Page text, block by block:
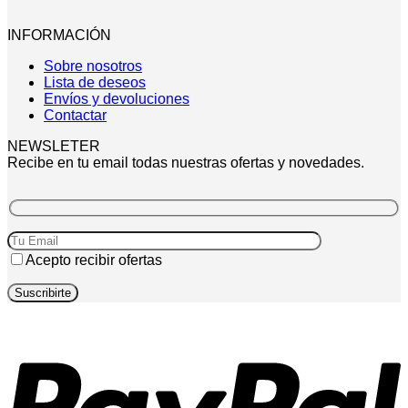
INFORMACIÓN
Sobre nosotros
Lista de deseos
Envíos y devoluciones
Contactar
NEWSLETER
Recibe en tu email todas nuestras ofertas y novedades.
Acepto recibir ofertas